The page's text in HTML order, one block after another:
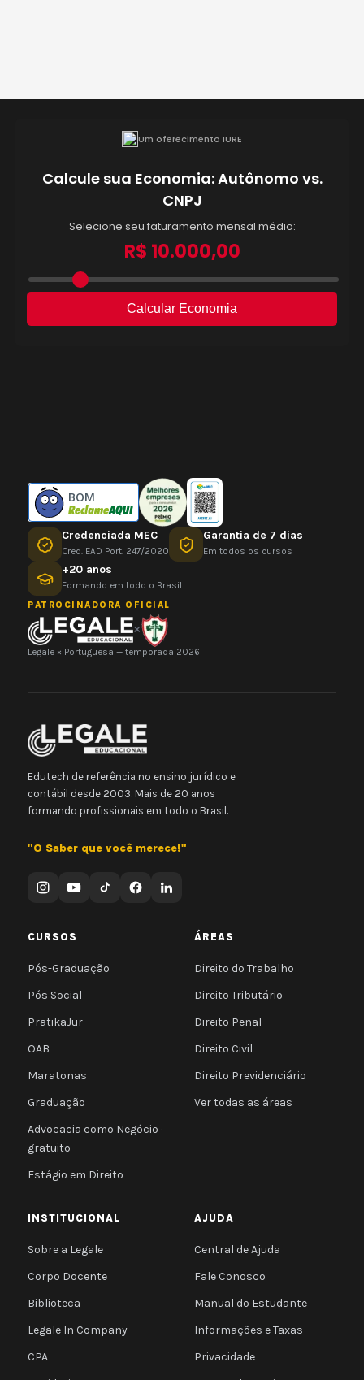
BOM
Credenciada MEC
Cred. EAD Port. 247/2020
Garantia de 7 dias
Em todos os cursos
+20 anos
Formando em todo o Brasil
PATROCINADORA OFICIAL
×
Legale × Portuguesa — temporada 2026
Edutech de referência no ensino jurídico e
contábil desde 2003. Mais de 20 anos
formando profissionais em todo o Brasil.
"O Saber que você merece!"
CURSOS
Pós-Graduação
Pós Social
PratikaJur
OAB
Maratonas
Graduação
Advocacia como Negócio ·
gratuito
Estágio em Direito
ÁREAS
Direito do Trabalho
Direito Tributário
Direito Penal
Direito Civil
Direito Previdenciário
Ver todas as áreas
INSTITUCIONAL
Sobre a Legale
Corpo Docente
Biblioteca
Legale In Company
CPA
AJUDA
Central de Ajuda
Fale Conosco
Manual do Estudante
Informações e Taxas
Privacidade